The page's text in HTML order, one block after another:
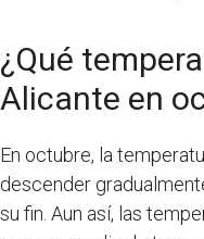
¿Qué
Alicante en
En octubre, la
descender
su fin. Aun así, las